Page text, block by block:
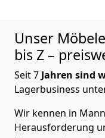
Unser
bis Z –
Seit 7 Jahren sind
Lagerbusiness
Wir kennen in
Herausforderung